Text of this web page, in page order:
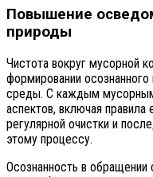
Повышение
природы
Чистота вокруг мусорной
формировании
среды. С каждым
аспектов, включая правила
регулярной очистки и
этому процессу.
Осознанность в обращении